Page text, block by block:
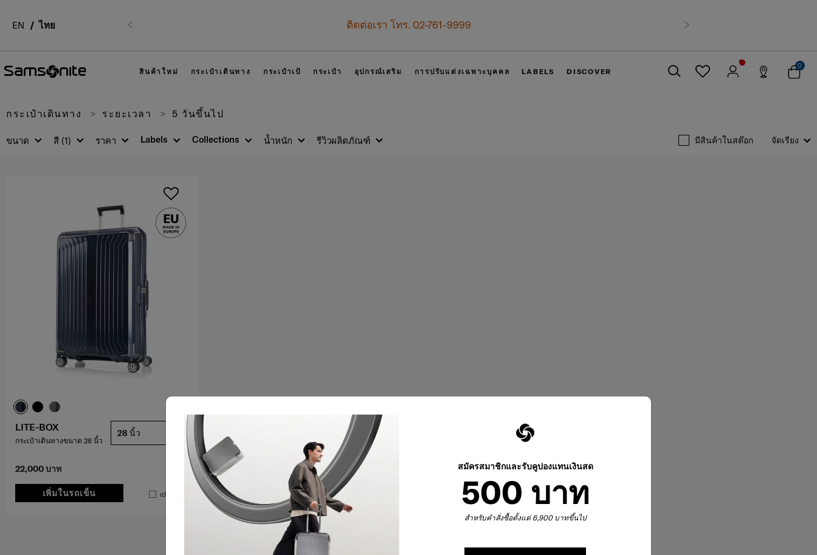
สมัครสมาชิกและรับคูปองแทนเงินสด
500 บาท
สำหรับคำสั่งซื้อตั้งแต่ 6,900 บาทขึ้นไป
EN ไทย
02-761-9999 รับทันที คูปองแทนเงินสด 500 บาท สำหรับคำสั่งซื้อตั้งแต่ 6,900 บาทขึ้นไป
สินค้าใหม่ กระเป๋าเดินทาง กระเป๋าเป้ กระเป๋า อุปกรณ์เสริม การปรับแต่งเฉพาะบุคคล LABELS DISCOVER
0
กระเป๋าเดินทาง ระยะเวลา 5 วันขึ้นไป
ขนาด สี (1) ราคา Labels Collections น้ำหนัก รีวิวผลิตภัณฑ์ มีสินค้าในสต๊อก จัดเรียง
22,000 บาท
เพิ่มในรถเข็น เปรียบเทียบ
LITE-BOX
กระเป๋าเดินทางขนาด 28 นิ้ว
28 นิ้ว